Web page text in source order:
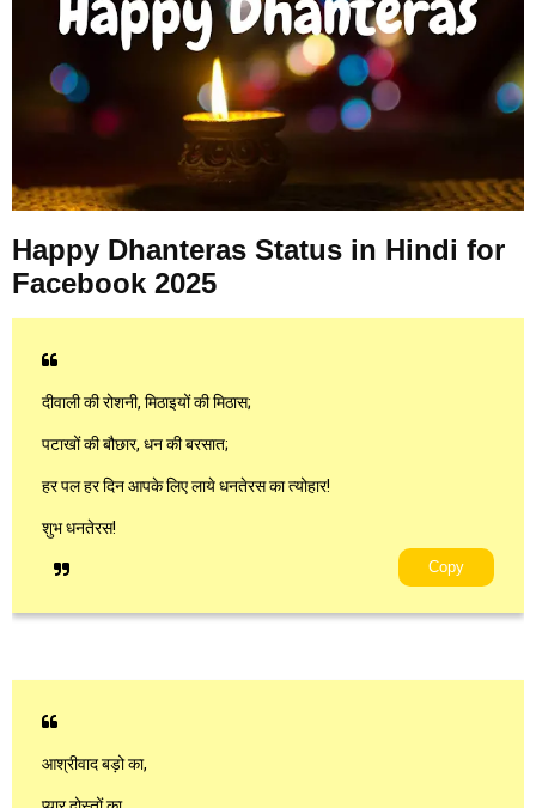
Happy Dhanteras Status in Hindi for
Facebook 2025
दीवाली की रोशनी, मिठाइयों की मिठास;
पटाखों की बौछार, धन की बरसात;
हर पल हर दिन आपके लिए लाये धनतेरस का त्योहार!
शुभ धनतेरस!
Copy
आश्रीवाद बड़ो का,